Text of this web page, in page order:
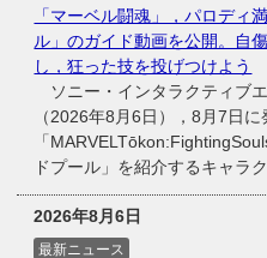
「マーベル闘魂」，パロディ
ル」のガイド動画を公開。自
し，狂った技を投げつけよう
ソニー・インタラクティブ
（2026年8月6日），8月7日
「
ドプール」を紹介するキャラ
2026年8月6日
最新ニュース